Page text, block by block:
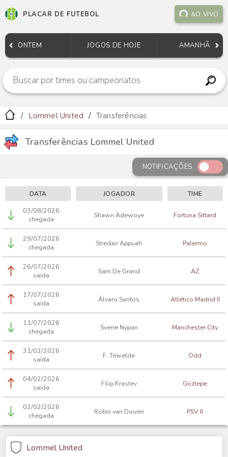
PLACAR DE FUTEBOL AO VIVO
ONTEM JOGOS DE HOJE AMANHÃ
Lommel United Transferências
Transferências Lommel United
NOTIFICAÇÕES
DATA JOGADOR
TIME
03/08/2026
chegada
Shawn Adewoye Fortuna Sittard
29/07/2026
chegada
Stredair Appuah Palermo
26/07/2026
saída
Sam De Grand AZ
17/07/2026
saída
Álvaro Santos Atlético Madrid II
11/07/2026
chegada
Sverre Nypan Manchester City
31/03/2026
saída
F. Tewelde Odd
04/02/2026
saída
Filip Krastev Göztepe
02/02/2026
chegada
Robin van Duiven PSV II
Lommel United